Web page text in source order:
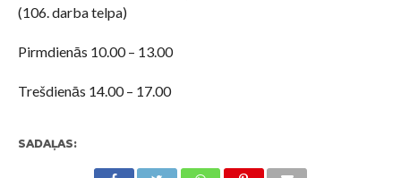
(106. darba telpa)
Pirmdienās 10.00 – 13.00
Trešdienās 14.00 – 17.00
SADAĻAS: